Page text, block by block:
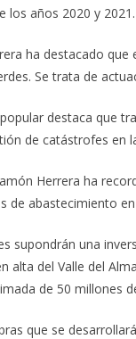
los años 2020 y 2021.
ha destacado
Se trata de
destaca que
de catástrofes en
Herrera ha
de abastecimiento
supondrán una
alta del Valle del
de 50 millones
que se